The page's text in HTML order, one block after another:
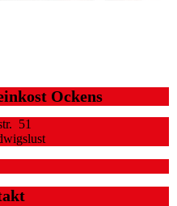
Ockens
51